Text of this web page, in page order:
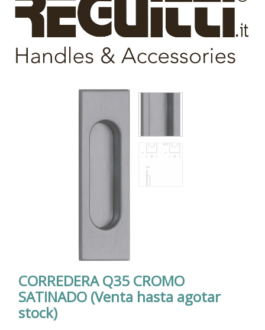
CORREDERA Q35 CROMO
SATINADO (Venta hasta agotar
stock)